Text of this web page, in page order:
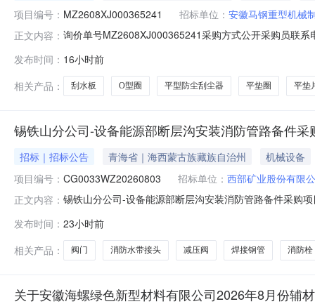
项目编号： MZ2608XJ000365241 招标单位： 安徽马钢重型机械
正文内容： 询价单号MZ2608XJ000365241采购方式公开采购员联
垫片_15848253_芳纶纤维2.0件2026-10-30到货地点：
发布时间： 16小时前
相关产品：
刮水板 O型圈 平型防尘刮尘器 平垫圈 平垫
锡铁山分公司-设备能源部断层沟安装消防管路备件
招标｜招标公告 青海省｜海西蒙古族藏族自治州
机械设备
项目编号： CG0033WZ20260803 招标单位： 西部矿业股份有限
正文内容： 锡铁山分公司-设备能源部断层沟安装消防管路备件采购
分公司企业自筹，出资比例为100%，采购单位为西部矿
消防管路备件采购项目【重新采购】报价和谈
发布时间： 23小时前
相关产品：
阀门 消防水带接头 减压阀 焊接钢管 消防栓
关于安徽海螺绿色新型材料有限公司2026年8月份辅